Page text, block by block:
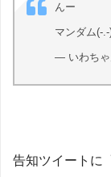
んー
マンダム(-
— いわちゃ
告知ツイートに